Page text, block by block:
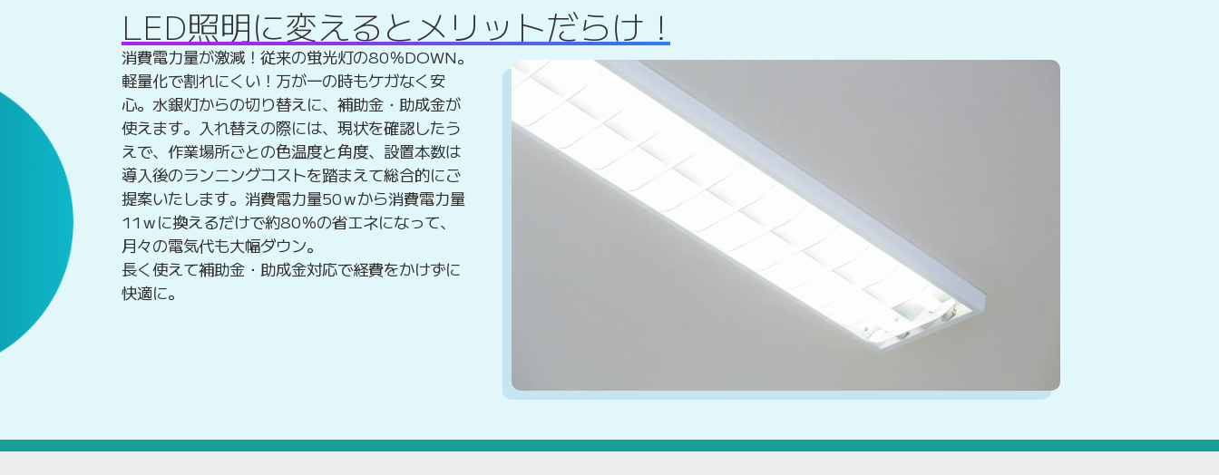
LED照明に変えるとメリットだらけ！
消費電力量が激減！従来の蛍光灯の80％DOWN。
軽量化で割れにくい！万が一の時もケガなく安
心。水銀灯からの切り替えに、補助金・助成金が
使えます。入れ替えの際には、現状を確認したう
えで、作業場所ごとの色温度と角度、設置本数は
導入後のランニングコストを踏まえて総合的にご
提案いたします。消費電力量50ｗから消費電力量
11ｗに換えるだけで約80％の省エネになって、
月々の電気代も大幅ダウン。
長く使えて補助金・助成金対応で経費をかけずに
快適に。